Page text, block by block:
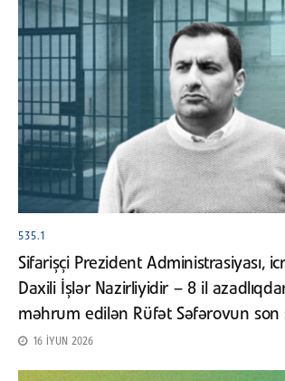
535.1
Sifarişçi Prezident Administrasiyası,
Daxili İşlər Nazirliyidir – 8 il
məhrum edilən Rüfət Səfərovun son
16 İYUN 2026